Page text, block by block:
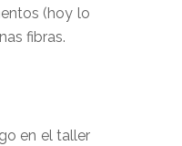
(hoy lo
fibras.
en el taller